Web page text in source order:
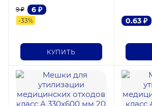
6 ₽
9₽
-33%
КУПИТЬ
0.63₽